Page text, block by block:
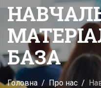
БАЗА
Головна Про нас